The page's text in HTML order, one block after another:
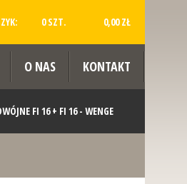
0 SZT. 0,00 ZŁ
O NAS KONTAKT
FI 16 + FI 16 - WENGE